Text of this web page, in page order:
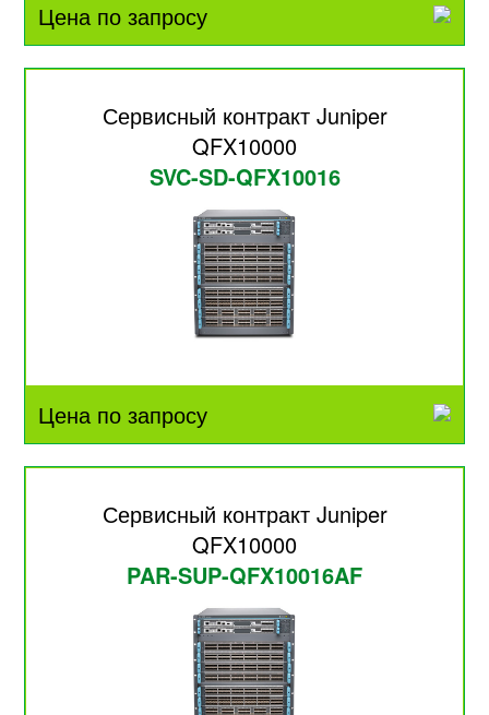
Цена по запросу
Сервисный контракт Juniper
QFX10000
SVC-SD-QFX10016
Цена по запросу
Сервисный контракт Juniper
QFX10000
PAR-SUP-QFX10016AF